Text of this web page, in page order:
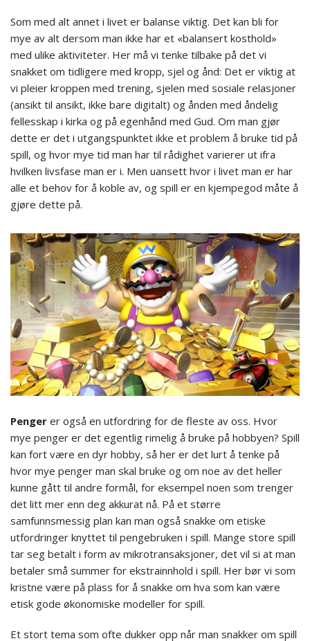
Som med alt annet i livet er balanse viktig. Det kan bli for
mye av alt dersom man ikke har et «balansert kosthold»
med ulike aktiviteter. Her må vi tenke tilbake på det vi
snakket om tidligere med kropp, sjel og ånd: Det er viktig at
vi pleier kroppen med trening, sjelen med sosiale relasjoner
(ansikt til ansikt, ikke bare digitalt) og ånden med åndelig
fellesskap i kirka og på egenhånd med Gud. Om man gjør
dette er det i utgangspunktet ikke et problem å bruke tid på
spill, og hvor mye tid man har til rådighet varierer ut ifra
hvilken livsfase man er i. Men uansett hvor i livet man er har
alle et behov for å koble av, og spill er en kjempegod måte å
gjøre dette på.
Penger er også en utfordring for de fleste av oss. Hvor
mye penger er det egentlig rimelig å bruke på hobbyen? Spill
kan fort være en dyr hobby, så her er det lurt å tenke på
hvor mye penger man skal bruke og om noe av det heller
kunne gått til andre formål, for eksempel noen som trenger
det litt mer enn deg akkurat nå. På et større
samfunnsmessig plan kan man også snakke om etiske
utfordringer knyttet til pengebruken i spill. Mange store spill
tar seg betalt i form av mikrotransaksjoner, det vil si at man
betaler små summer for ekstrainnhold i spill. Her bør vi som
kristne være på plass for å snakke om hva som kan være
etisk gode økonomiske modeller for spill.
Et stort tema som ofte dukker opp når man snakker om spill